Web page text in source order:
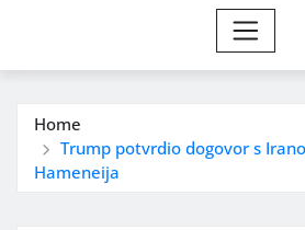
Home
Trump potvrdio dogovor s
Hameneija